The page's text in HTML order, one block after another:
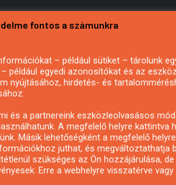
fontos a számunkra
– például sütiket – tárolunk
például egyedi azonosítókat és az
nyújtásához, hirdetés- és
és a partnereink eszközleolvasásos
A megfelelő helyre
Másik lehetőségként a megfelelő
juthat, és megváltoztathatja
szükséges az Ön hozzájárulása,
Erre a webhelyre visszatérve